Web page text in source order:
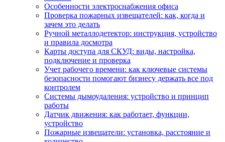
Особенности электроснабжения офиса
Проверка пожарных извещателей: как, когда и
зачем это делать
Ручной металлодетектор: инструкция, устройство
и правила досмотра
Карты доступа для СКУД: виды, настройка,
подключение и проверка
Учет рабочего времени: как ключевые системы
безопасности помогают бизнесу держать все под
контролем
Системы дымоудаления: устройство и принцип
работы
Датчик движения: как работает, функции,
устройство
Пожарные извещатели: установка, расстояние и